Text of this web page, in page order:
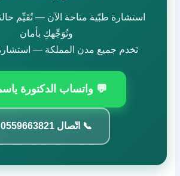
استشارة طبّية متاحة الآن — تُقَيِّم
وتُوَجِّهكِ بأمان
نَخدم جميع مدن المملكة —
💬 واتساب الدكتورة
📞 اتّصال 0559663821